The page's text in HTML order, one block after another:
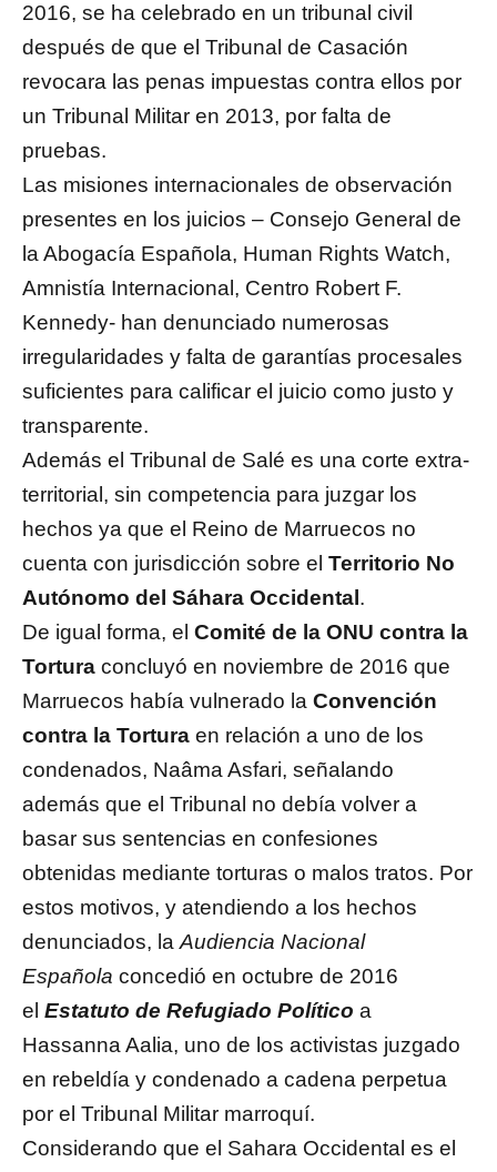
2016, se ha celebrado en un tribunal civil
después de que el Tribunal de Casación
revocara las penas impuestas contra ellos por
un Tribunal Militar en 2013, por falta de
pruebas.
Las misiones internacionales de observación
presentes en los juicios – Consejo General de
la Abogacía Española, Human Rights Watch,
Amnistía Internacional, Centro Robert F.
Kennedy- han denunciado numerosas
irregularidades y falta de garantías procesales
suficientes para calificar el juicio como justo y
transparente.
Además el Tribunal de Salé es una corte extra-
territorial, sin competencia para juzgar los
hechos ya que el Reino de Marruecos no
cuenta con jurisdicción sobre el Territorio No
Autónomo del Sáhara Occidental.
De igual forma, el Comité de la ONU contra la
Tortura concluyó en noviembre de 2016 que
Marruecos había vulnerado la Convención
contra la Tortura en relación a uno de los
condenados, Naâma Asfari, señalando
además que el Tribunal no debía volver a
basar sus sentencias en confesiones
obtenidas mediante torturas o malos tratos. Por
estos motivos, y atendiendo a los hechos
denunciados, la Audiencia Nacional
Española concedió en octubre de 2016
el Estatuto de Refugiado Político a
Hassanna Aalia, uno de los activistas juzgado
en rebeldía y condenado a cadena perpetua
por el Tribunal Militar marroquí.
Considerando que el Sahara Occidental es el